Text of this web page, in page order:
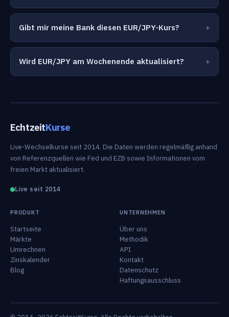
Gibt mir meine Bank diesen EUR/JPY-Kurs?
Wird EUR/JPY am Wochenende aktualisiert?
EchtzeitKurse
Live-Wechselkurse seit 2014. Die Daten werden regelmäßig anhand
von Referenzquellen wie Fed und EZB sowie Informationen vom
freien Markt aktualisiert.
Live seit 2014
PRODUKT
Startseite
Märkte
Umrechnen
Zinskalender
Blog
UNTERNEHMEN
Über uns
Methodik
API
Kontakt
Datenschutz
Haftungsausschluss